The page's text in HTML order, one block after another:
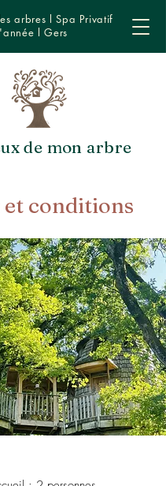
de mon arbre
arbres l Spa Privatif
l Gers
conditions